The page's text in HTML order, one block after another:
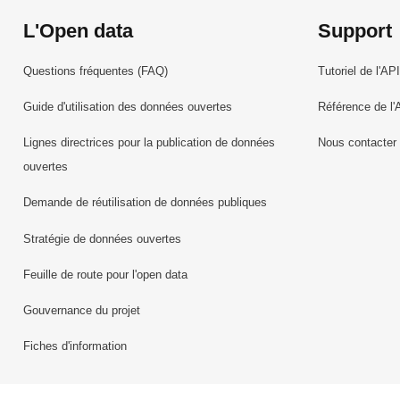
L'Open data
Questions fréquentes (FAQ)
Guide d'utilisation des données ouvertes
Lignes directrices pour la publication de données
ouvertes
Demande de réutilisation de données publiques
Stratégie de données ouvertes
Feuille de route pour l'open data
Gouvernance du projet
Fiches d'information
Support
Tutoriel de l'API
Référence de
Nous contacter